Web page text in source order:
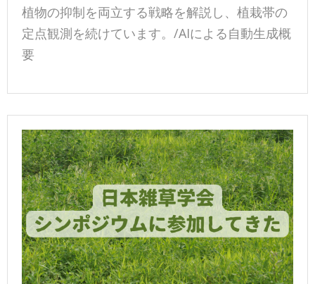
植物の抑制を両立する戦略を解説し、植栽帯の
定点観測を続けています。/AIによる自動生成概
要